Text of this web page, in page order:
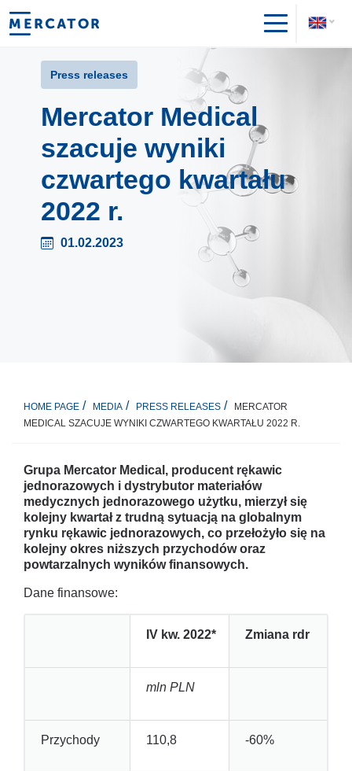
Press releases
Mercator Medical
szacuje wyniki
czwartego kwartału
2022 r.
01.02.2023
HOME PAGE MEDIA PRESS RELEASES
MERCATOR
MEDICAL SZACUJE WYNIKI CZWARTEGO KWARTAŁU 2022 R.
Grupa Mercator Medical, producent rękawic
jednorazowych i dystrybutor materiałów
medycznych jednorazowego użytku, mierzył się
kolejny kwartał z trudną sytuacją na globalnym
rynku rękawic jednorazowych, co przełożyło się na
kolejny okres niższych przychodów oraz
powtarzalnych wyników finansowych.
Dane finansowe:
IV kw. 2022* Zmiana rdr
mln PLN
Przychody 110,8 -60%